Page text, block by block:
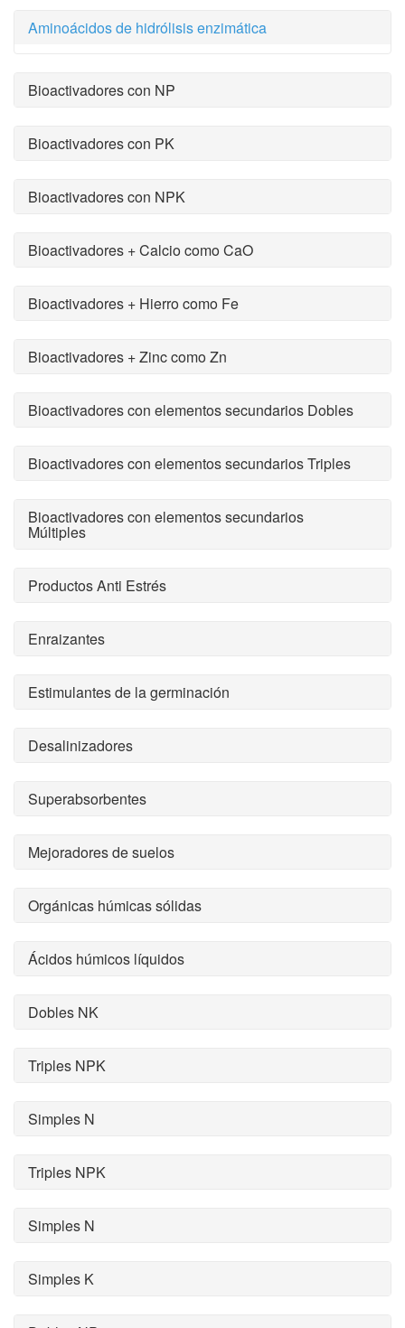
Aminoácidos de hidrólisis enzimática
Bioactivadores con NP
Bioactivadores con PK
Bioactivadores con NPK
Bioactivadores + Calcio como CaO
Bioactivadores + Hierro como Fe
Bioactivadores + Zinc como Zn
Bioactivadores con elementos secundarios Dobles
Bioactivadores con elementos secundarios Triples
Bioactivadores con elementos secundarios
Múltiples
Productos Anti Estrés
Enraizantes
Estimulantes de la germinación
Desalinizadores
Superabsorbentes
Mejoradores de suelos
Orgánicas húmicas sólidas
Ácidos húmicos líquidos
Dobles NK
Triples NPK
Simples N
Triples NPK
Simples N
Simples K